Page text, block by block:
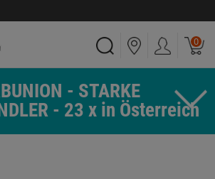
0
- STARKE
- 23 x in Österreich